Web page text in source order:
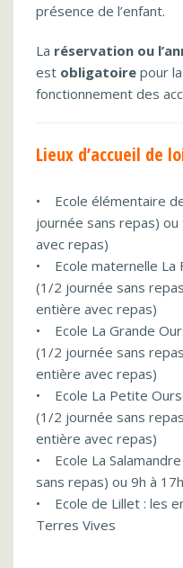
présence de l’enfant.
La réservation ou
est obligatoire pour
fonctionnement des
Lieux d’accueil de
• Ecole élémentaire
journée sans repas)
avec repas)
• Ecole maternelle La
(1/2 journée sans
entière avec repas)
• Ecole La Grande
(1/2 journée sans
entière avec repas)
• Ecole La Petite
(1/2 journée sans
entière avec repas)
• Ecole La
sans repas) ou 9h à
• Ecole de Lillet : les
Terres Vives